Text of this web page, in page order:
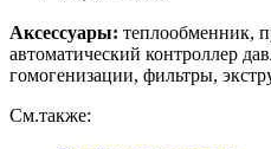
Аксессуары: теплообменник,
автоматический контроллер
гомогенизации, фильтры,
См.также: